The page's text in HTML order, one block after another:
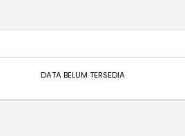
DATA BELUM TERSEDIA